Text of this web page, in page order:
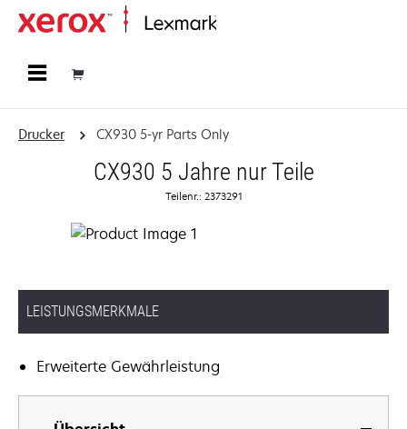
Drucker CX930 5-yr Parts Only
CX930 5 Jahre nur Teile
Teilenr.: 2373291
LEISTUNGSMERKMALE
Erweiterte Gewährleistung